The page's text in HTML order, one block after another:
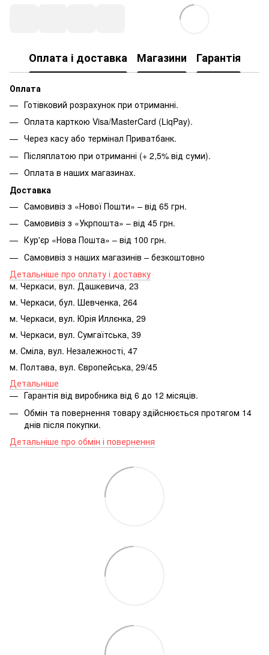
Оплата і доставка Магазини Гарантія
Оплата
Готівковий розрахунок при отриманні.
Оплата карткою Visa/MasterCard (LiqPay).
Через касу або термінал Приватбанк.
Післяплатою при отриманні (+ 2,5% від суми).
Оплата в наших магазинах.
Доставка
Самовивіз з «Нової Пошти» – від 65 грн.
Самовивіз з «Укрпошта» – від 45 грн.
Кур'єр «Нова Пошта» – від 100 грн.
Самовивіз з наших магазинів – безкоштовно
Детальніше про оплату і доставку
м. Черкаси, вул. Дашкевича, 23
м. Черкаси, бул. Шевченка, 264
м. Черкаси, вул. Юрія Иллєнка, 29
м. Черкаси, вул. Сумгаїтська, 39
м. Сміла, вул. Незалежності, 47
м. Полтава, вул. Європейська, 29/45
Детальніше
Гарантія від виробника від 6 до 12 місяців.
Обмін та повернення товару здійснюється протягом 14
днів після покупки.
Детальніше про обмін і повернення